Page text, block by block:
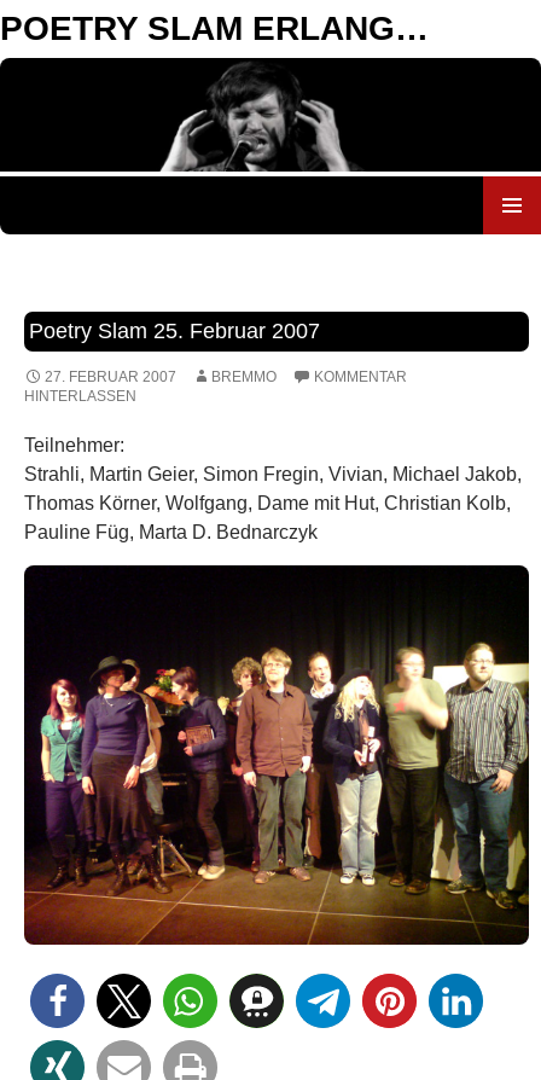
POETRY SLAM ERLANGEN
Poetry Slam 25. Februar 2007
27. FEBRUAR 2007 BREMMO
KOMMENTAR
HINTERLASSEN
Teilnehmer:
Strahli, Martin Geier, Simon Fregin, Vivian, Michael Jakob,
Thomas Körner, Wolfgang, Dame mit Hut, Christian Kolb,
Pauline Füg, Marta D. Bednarczyk